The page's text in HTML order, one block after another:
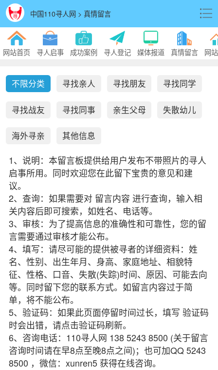
中国110寻人网 > 真情留言
网站首页 寻人启事 成功案例 寻人登记 媒体报道 真情留言 网
不限分类 寻找亲人 寻找朋友 寻找同学
寻找战友 寻找同事 亲生父母 失散幼儿
海外寻亲 其他信息
1、说明：本留言板提供给用户发布不带照片的寻人
启事所用。同时欢迎您在此留下宝贵的意见和建
议。
2、查询：如果需要对 留言内容 进行查询，输入相
关内容后即可搜索，如姓名、电话等。
3、审核：为了提高信息的准确性和可靠性，您的留
言需要通过审核才能公布。
4、填写：请尽可能的提供被寻者的详细资料：姓
名、性别、出生年月、身高、家庭地址、相貌特
征、性格、口音、失散(失踪)时间、原因、可能去向
等。同时留下您的联系方式。如留言内容过于简
单，将不能公布。
5、验证码：如果此页面停留时间过长，填写 验证码
时会出错，请点击验证码刷新。
6、咨询电话：110寻人网 138 5243 8500 (关于留言
咨询时间请在早8点至晚8点之间)；也可加QQ 5243
8500 ，微信：xunren5 获得在线咨询。